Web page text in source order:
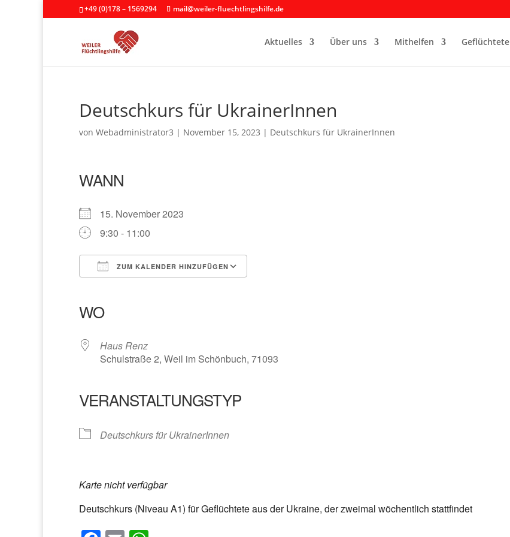
+49 (0)178 – 1569294 mail@weiler-fluechtlingshilfe.de
Aktuelles Über uns Mithelfen Geflüchtete
Deutschkurs für UkrainerInnen
von Webadministrator3 | November 15, 2023 | Deutschkurs für UkrainerInnen
WANN
15. November 2023
9:30 - 11:00
ZUM KALENDER HINZUFÜGEN
WO
Haus Renz
Schulstraße 2, Weil im Schönbuch, 71093
VERANSTALTUNGSTYP
Deutschkurs für UkrainerInnen
Karte nicht verfügbar
Deutschkurs (Niveau A1) für Geflüchtete aus der Ukraine, der zweimal wöchentlich stattfindet